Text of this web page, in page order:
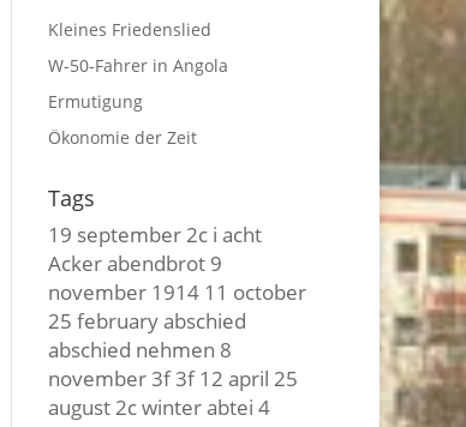
Kleines Friedenslied
W-50-Fahrer in Angola
Ermutigung
Ökonomie der Zeit
Tags
19 september2c i acht
Ackerabendbrot 9
november 1914 11 october
25 februaryabschied
abschied nehmen 8
november3f 3f12 april 25
august2c winterabtei 4